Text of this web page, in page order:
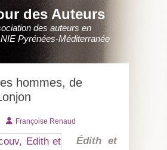
des Auteurs
des auteurs en
Pyrénées-Méditerranée
hommes, de
AuteurFrançoise Renaud
Édith et